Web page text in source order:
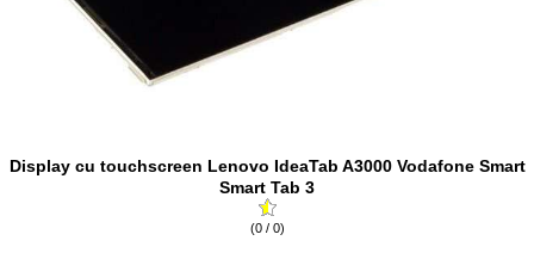
Display cu touchscreen Lenovo IdeaTab A3000 Vodafone Smart
Smart Tab 3
(0 / 0)